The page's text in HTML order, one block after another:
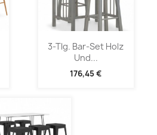
3-Tlg. Bar-Set Holz
Und...
176,45 €